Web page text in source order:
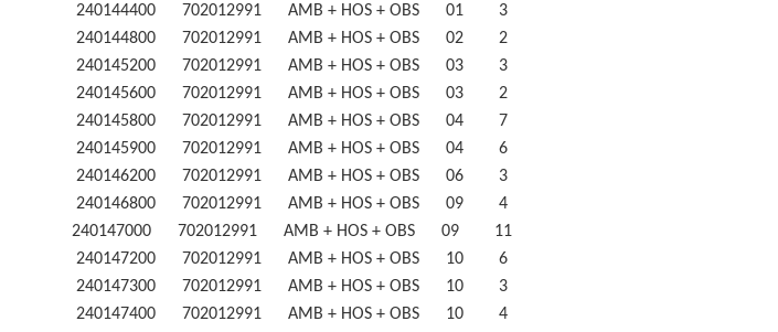
240144400 702012991 AMB + HOS + OBS 01 3
240144800 702012991 AMB + HOS + OBS 02 2
240145200 702012991 AMB + HOS + OBS 03 3
240145600 702012991 AMB + HOS + OBS 03 2
240145800 702012991 AMB + HOS + OBS 04 7
240145900 702012991 AMB + HOS + OBS 04 6
240146200 702012991 AMB + HOS + OBS 06 3
240146800 702012991 AMB + HOS + OBS 09 4
240147000 702012991 AMB + HOS + OBS 09 11
240147200 702012991 AMB + HOS + OBS 10 6
240147300 702012991 AMB + HOS + OBS 10 3
240147400 702012991 AMB + HOS + OBS 10 4